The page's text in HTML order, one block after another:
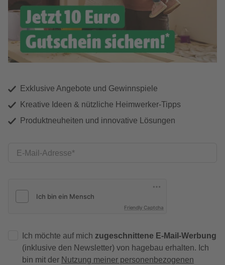
Exklusive Angebote und Gewinnspiele
Kreative Ideen & nützliche Heimwerker-Tipps
Produktneuheiten und innovative Lösungen
E-Mail-Adresse
Friendly Captcha
Ich möchte auf mich zugeschnittene E-Mail-Werbung
(inklusive den Newsletter) von hagebau erhalten. Ich
bin mit der Nutzung meiner personenbezogenen